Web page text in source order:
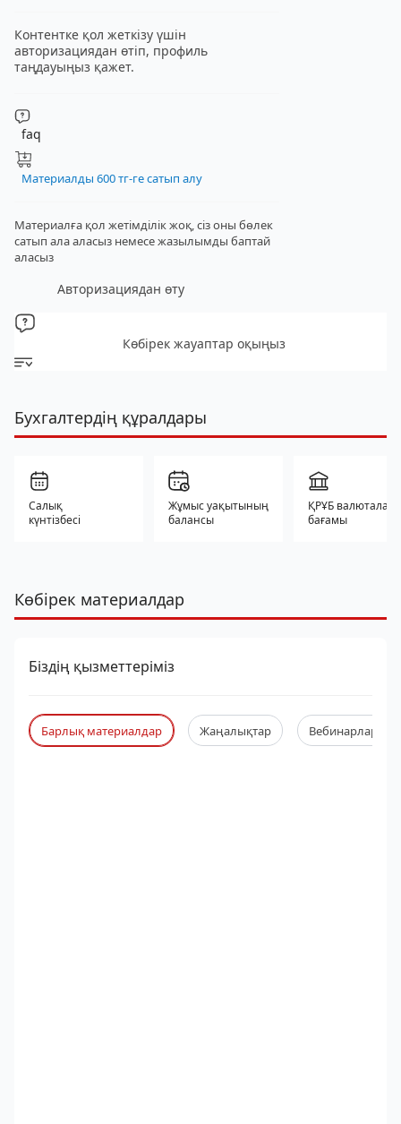
Контентке қол жеткізу үшін
авторизациядан өтіп, профиль
таңдауыңыз қажет.
faq
Материалды 600 тг-ге сатып алу
Материалға қол жетімділік жоқ, сіз оны бөлек
сатып ала аласыз немесе жазылымды баптай
аласыз
Авторизациядан өту
Көбірек жауаптар оқыңыз
Бухгалтердің құралдары
Салық
күнтізбесі
Жұмыс уақытының
балансы
ҚРҰБ валюталар
бағамы
Көбірек материалдар
Біздің қызметтеріміз
Барлық материалдар Жаңалықтар Вебинарлар